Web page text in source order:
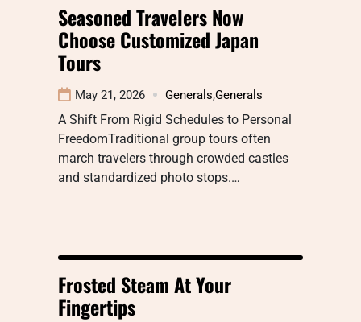
Seasoned Travelers Now
Choose Customized Japan
Tours
May 21, 2026 Generals,Generals
A Shift From Rigid Schedules to Personal
FreedomTraditional group tours often
march travelers through crowded castles
and standardized photo stops.…
Frosted Steam At Your
Fingertips